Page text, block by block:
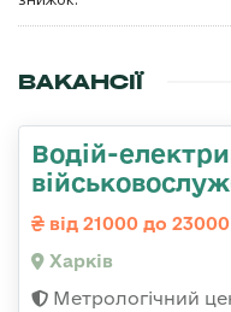
ВАКАНСІЇ
Водій-
від 21000 до
Харків
Метрологічний